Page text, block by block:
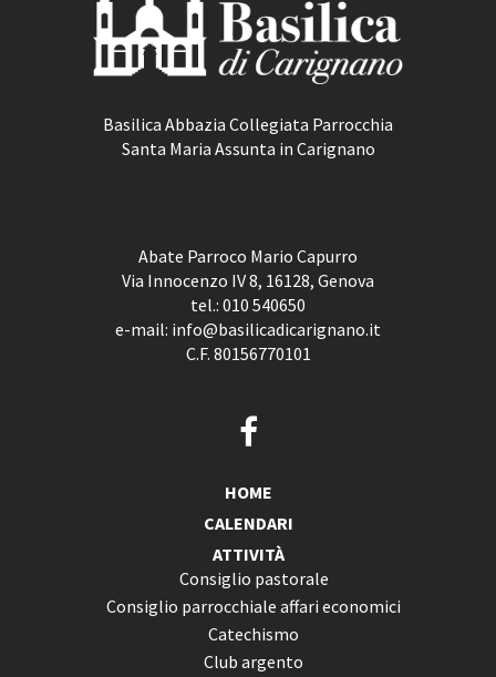
Basilica Abbazia Collegiata Parrocchia
Santa Maria Assunta in Carignano
Abate Parroco Mario Capurro
Via Innocenzo IV 8, 16128, Genova
tel.: 010 540650
e-mail: info@basilicadicarignano.it
C.F. 80156770101
HOME
CALENDARI
ATTIVITÀ
Consiglio pastorale
Consiglio parrocchiale affari economici
Catechismo
Club argento